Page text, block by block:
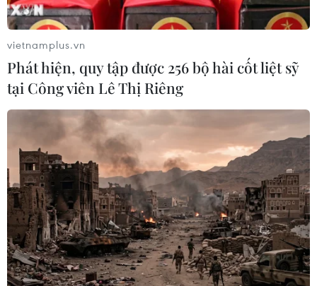
TIN CÙNG CHUYÊN MỤC
Hơn 800 vận động viên trẻ Việt Nam-
Trung Quốc giao lưu tại Bằng Tường
10/08/2026 15:54
ASEAN Cup 2026: Malaysia sẵn sàng
tạo bất ngờ trước Việt Nam
10/08/2026 05:35
vietnamplus.vn
Phát hiện, quy tập được 256 bộ hài cốt liệt sỹ
tại Công viên Lê Thị Riêng